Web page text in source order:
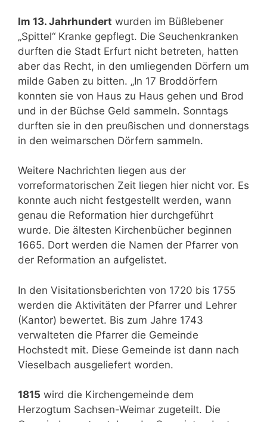
Im 13. Jahrhundert wurden im Büßlebener
„Spittel“ Kranke gepflegt. Die Seuchenkranken
durften die Stadt Erfurt nicht betreten, hatten
aber das Recht, in den umliegenden Dörfern um
milde Gaben zu bitten. „In 17 Broddörfern
konnten sie von Haus zu Haus gehen und Brod
und in der Büchse Geld sammeln. Sonntags
durften sie in den preußischen und donnerstags
in den weimarschen Dörfern sammeln.
Weitere Nachrichten liegen aus der
vorreformatorischen Zeit liegen hier nicht vor. Es
konnte auch nicht festgestellt werden, wann
genau die Reformation hier durchgeführt
wurde. Die ältesten Kirchenbücher beginnen
1665. Dort werden die Namen der Pfarrer von
der Reformation an aufgelistet.
In den Visitationsberichten von 1720 bis 1755
werden die Aktivitäten der Pfarrer und Lehrer
(Kantor) bewertet. Bis zum Jahre 1743
verwalteten die Pfarrer die Gemeinde
Hochstedt mit. Diese Gemeinde ist dann nach
Vieselbach ausgeliefert worden.
1815 wird die Kirchengemeinde dem
Herzogtum Sachsen-Weimar zugeteilt. Die